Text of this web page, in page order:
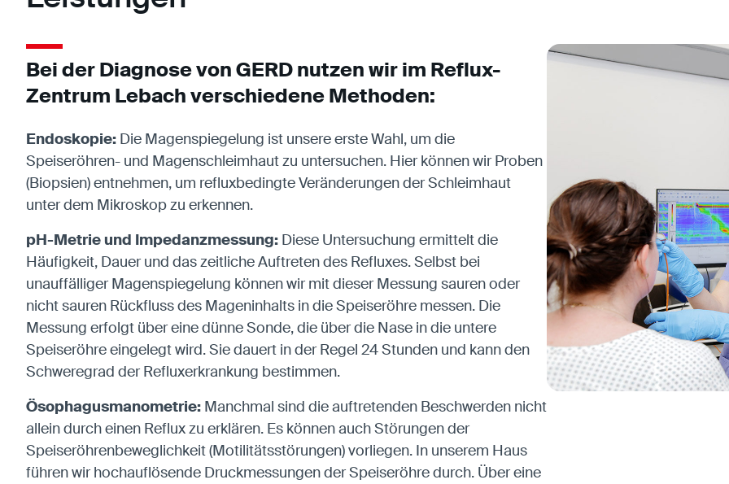
Bei der Diagnose von GERD nutzen wir im Reflux-
Zentrum Lebach verschiedene Methoden:
Endoskopie: Die Magenspiegelung ist unsere erste Wahl, um die
Speiseröhren- und Magenschleimhaut zu untersuchen. Hier können wir Proben
(Biopsien) entnehmen, um refluxbedingte Veränderungen der Schleimhaut
unter dem Mikroskop zu erkennen.
pH-Metrie und Impedanzmessung: Diese Untersuchung ermittelt die
Häufigkeit, Dauer und das zeitliche Auftreten des Refluxes. Selbst bei
unauffälliger Magenspiegelung können wir mit dieser Messung sauren oder
nicht sauren Rückfluss des Mageninhalts in die Speiseröhre messen. Die
Messung erfolgt über eine dünne Sonde, die über die Nase in die untere
Speiseröhre eingelegt wird. Sie dauert in der Regel 24 Stunden und kann den
Schweregrad der Refluxerkrankung bestimmen.
Ösophagusmanometrie: Manchmal sind die auftretenden Beschwerden nicht
allein durch einen Reflux zu erklären. Es können auch Störungen der
Speiseröhrenbeweglichkeit (Motilitätsstörungen) vorliegen. In unserem Haus
führen wir hochauflösende Druckmessungen der Speiseröhre durch. Über eine